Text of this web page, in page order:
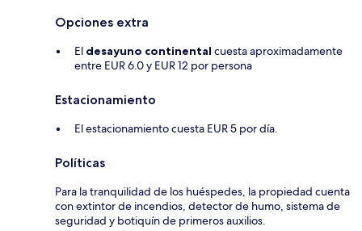
Opciones extra
El desayuno continental cuesta aproximadamente
entre EUR 6.0 y EUR 12 por persona
Estacionamiento
El estacionamiento cuesta EUR 5 por día.
Políticas
Para la tranquilidad de los huéspedes, la propiedad cuenta
con extintor de incendios, detector de humo, sistema de
seguridad y botiquín de primeros auxilios.